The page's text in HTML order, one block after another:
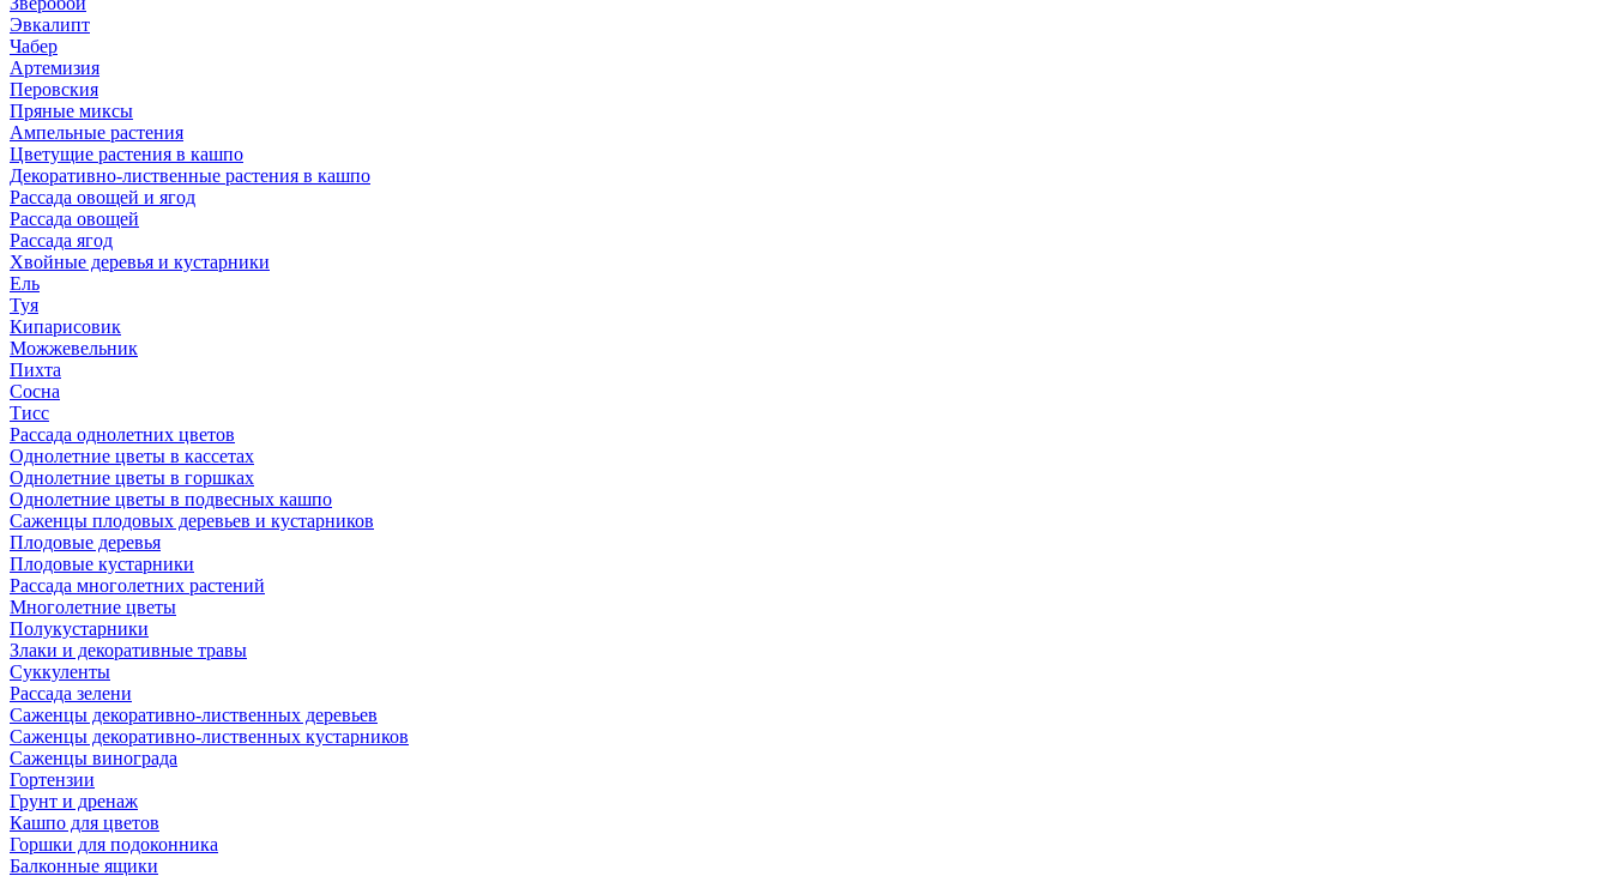
Эвкалипт
Чабер
Артемизия
Перовския
Пряные миксы
Ампельные растения
Цветущие растения в кашпо
Декоративно-лиственные растения в кашпо
Рассада овощей и ягод
Рассада овощей
Рассада ягод
Хвойные деревья и кустарники
Ель
Туя
Кипарисовик
Можжевельник
Пихта
Сосна
Тисc
Рассада однолетних цветов
Однолетние цветы в кассетах
Однолетние цветы в горшках
Однолетние цветы в подвесных кашпо
Саженцы плодовых деревьев и кустарников
Плодовые деревья
Плодовые кустарники
Рассада многолетних растений
Многолетние цветы
Полукустарники
Злаки и декоративные травы
Суккуленты
Рассада зелени
Саженцы декоративно-лиственных деревьев
Саженцы декоративно-лиственных кустарников
Саженцы винограда
Гортензии
Грунт и дренаж
Кашпо для цветов
Горшки для подоконника
Балконные ящики